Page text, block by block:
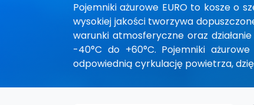
Pojemniki ażurowe EURO to kosze o
wysokiej jakości tworzywa
warunki atmosferyczne oraz
-40°C do +60°C. Pojemniki
odpowiednią cyrkulację powietrza,